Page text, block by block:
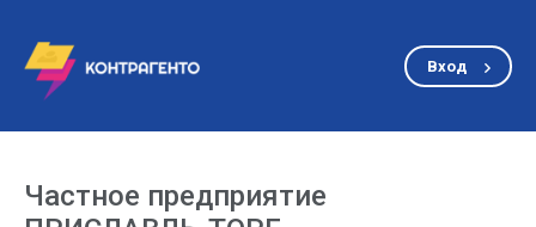
Вход
Частное предприятие